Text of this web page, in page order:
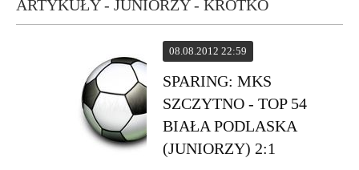
ARTYKUŁY - JUNIORZY - KRÓTKO
08.08.2012 22:59
SPARING: MKS
SZCZYTNO - TOP 54
BIAŁA PODLASKA
(JUNIORZY) 2:1